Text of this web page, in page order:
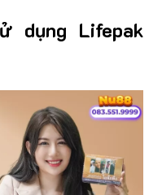
dụng Lifepak